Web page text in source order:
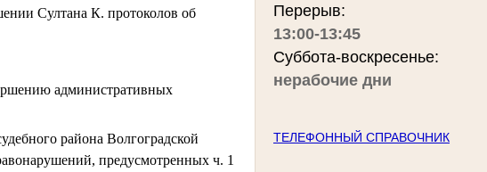
Перерыв:
13:00-13:45
Суббота-воскресенье:
нерабочие дни
ТЕЛЕФОННЫЙ СПРАВОЧНИК
Султана К. протоколов об
административных
района Волгоградской
предусмотренных ч. 1